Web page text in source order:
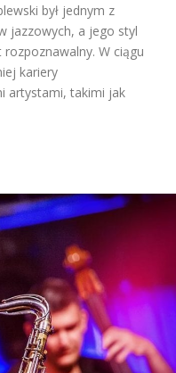
był jednym z
jazzowych, a jego styl
W ciągu
kariery
artystami, takimi jak